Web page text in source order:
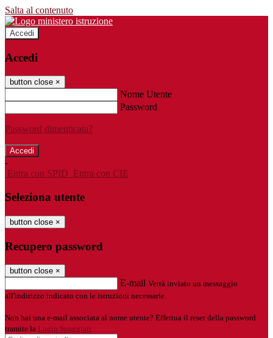
Salta al contenuto
Accedi
Accedi
button close ×
Nome Utente
Password
Password dimenticata?
-
Entra con SPID Entra con CIE
Seleziona utente
button close ×
Recupero password
button close ×
E-mail Verrà inviato un messaggio
all'indirizzo indicato con le istruzioni necessarie.
Non hai una e-mail associata al nome utente? Effettua il reset della password
tramite la Login Spaggiari